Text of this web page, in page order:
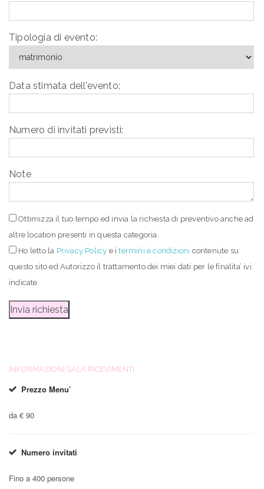
Tipologia di evento:
Data stimata dell'evento:
Numero di invitati previsti:
Note
Ottimizza il tuo tempo ed invia la richiesta di preventivo anche ad
altre location presenti in questa categoria.
Ho letto la Privacy Policy e itermini e condizioni contenute su
questo sito ed Autorizzo il trattamento dei miei dati per le finalita’ ivi
indicate.
INFORMAZIONI SALA RICEVIMENTI
Prezzo Menu’
da € 90
Numero invitati
Fino a 400 persone